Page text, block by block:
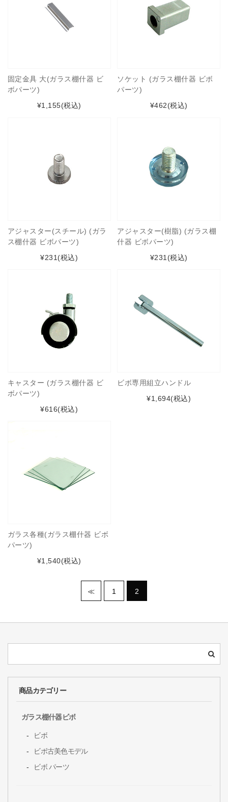
固定金具 大(ガラス棚什器 ビ
ボパーツ)
¥1,155(税込)
ソケット (ガラス棚什器 ビボ
パーツ)
¥462(税込)
アジャスター(スチール) (ガラ
ス棚什器 ビボパーツ)
¥231 (税込)
アジャスター(樹脂) (ガラス棚
什器 ビボパーツ)
¥231 (税込)
キャスター (ガラス棚什器 ビ
ボパーツ)
¥616(税込)
ビボ専用組立ハンドル
¥1,694(税込)
ガラス各種(ガラス棚什器 ビボ
パーツ)
¥1,540(税込)
≪ 1 2
商品カテゴリー
ガラス棚什器ビボ
ビボ
ビボ古美色モデル
ビボ パーツ